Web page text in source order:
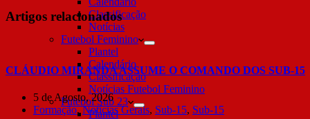
Classificação
Notícias
Futebol Feminino
Plantel
Calendário
Classificação
Notícias Futebol Feminino
Futebol Sub 23
Plantel
Artigos relacionados
CLÁUDIO MIRANDA ASSUME O COMANDO DOS SUB-15
5 de Agosto, 2026
Formação,Notícias Gerais, Sub-15, Sub-15